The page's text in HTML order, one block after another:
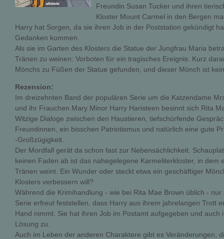
Freundin Susan Tucker und ihren
Kloster Mount Carmel in den Bergen
Harry hat Sorgen, da sie ihren Job in der Poststation gekündigt
Gedanken kommen.
Als sie im Garten des Klosters die Statue der Jungfrau Maria
Tränen zu weinen: Vorboten für ein tragisches Ereignis. Kurz
Mönchs zu Füßen der Statue gefunden, und dieser Mönch ist
Rezension:
Im dreizehnten Band der populären Serie um die Katzendame
und ihr Frauchen Mary Minor Harry Haristeen besinnt sich Rita
Witzige Dialoge zwischen den Haustieren, tiefschürfende
Freundinnen, ein bisschen Patriotismus und natürlich eine gute
-Großzügigkeit.
Der Mordfall gerät da schon fast zur Nebensächlichkeit.
keinen Faden ab ist das nahegelegene Karmeliterkloster, in
Tränen weint. Ein Wunder oder steckt etwa ein geschäftiger
Klosters verbessern will?
Während die Krimihandlung - wie bei Rita Mae Brown üblich -
Serie erfreut feststellen, dass Harry aus ihrem jahrelangen Trott
Hand nimmt. Sie hat ihren Job im Postamt aufgegeben und
Lösung zu.
Auch im Leben der anderen Charaktere gibt es Veränderungen,